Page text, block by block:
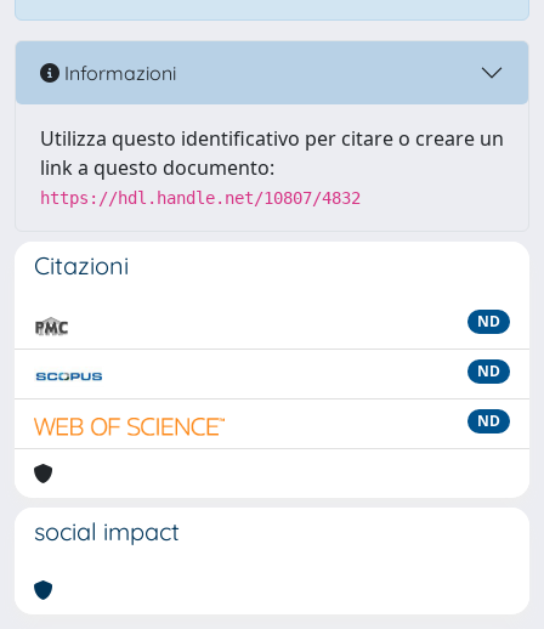
Informazioni
Utilizza questo identificativo per citare o creare un
link a questo documento:
https://hdl.handle.net/10807/4832
Citazioni
ND
ND
ND
social impact